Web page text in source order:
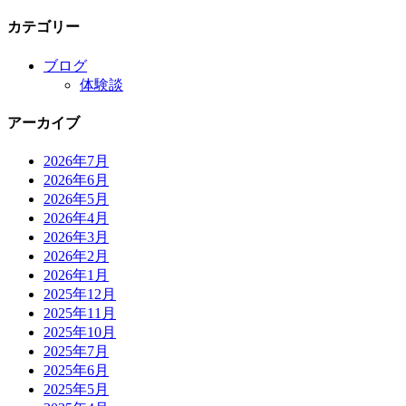
カテゴリー
ブログ
体験談
アーカイブ
2026年7月
2026年6月
2026年5月
2026年4月
2026年3月
2026年2月
2026年1月
2025年12月
2025年11月
2025年10月
2025年7月
2025年6月
2025年5月